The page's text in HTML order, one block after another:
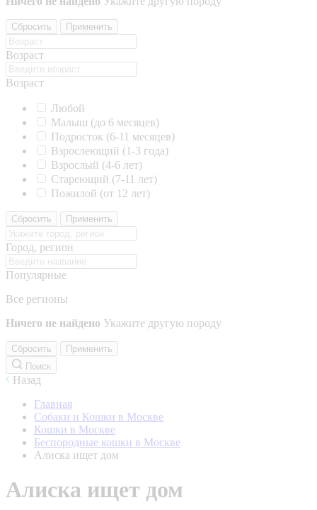
Сбросить Применить
Возраст
Возраст
Любой
Малыш (до 6 месяцев)
Подросток (6-11 месяцев)
Взрослеющий (1-3 года)
Взрослый (4-6 лет)
Стареющий (7-11 лет)
Пожилой (от 12 лет)
Сбросить Применить
Город, регион
Популярные
Все регионы
Ничего не найдено Укажите другую породу
Сбросить
Применить
Поиск
Назад
Главная
Собаки и Кошки в Москве
Кошки в Москве
Беспородные кошки в Москве
Алиска ищет дом
Алиска ищет дом